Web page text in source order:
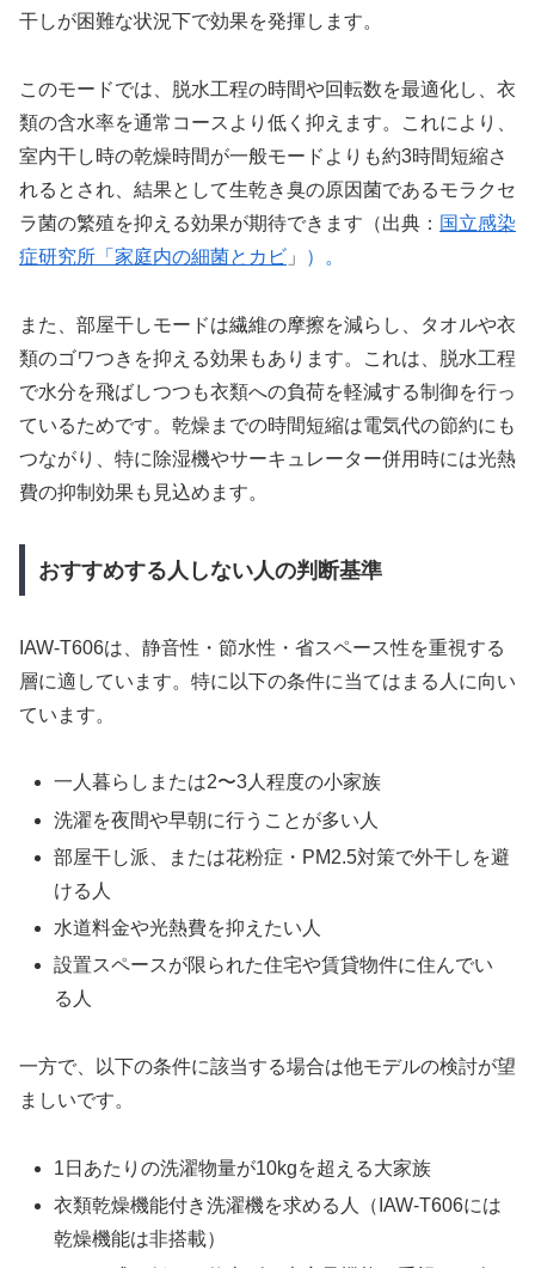
干しが困難な状況下で効果を発揮します。
このモードでは、脱水工程の時間や回転数を最適化し、衣
類の含水率を通常コースより低く抑えます。これにより、
室内干し時の乾燥時間が一般モードよりも約3時間短縮さ
れるとされ、結果として生乾き臭の原因菌であるモラクセ
ラ菌の繁殖を抑える効果が期待できます（出典： 国立感染
症研究所「家庭内の細菌とカビ 」 ）。
また、部屋干しモードは繊維の摩擦を減らし、タオルや衣
類のゴワつきを抑える効果もあります。これは、脱水工程
で水分を飛ばしつつも衣類への負荷を軽減する制御を行っ
ているためです。乾燥までの時間短縮は電気代の節約にも
つながり、特に除湿機やサーキュレーター併用時には光熱
費の抑制効果も見込めます。
おすすめする人しない人の判断基準
IAW-T606は、静音性・節水性・省スペース性を重視する
層に適しています。特に以下の条件に当てはまる人に向い
ています。
一人暮らしまたは2〜3人程度の小家族
洗濯を夜間や早朝に行うことが多い人
部屋干し派、または花粉症・PM2.5対策で外干しを避
ける人
水道料金や光熱費を抑えたい人
設置スペースが限られた住宅や賃貸物件に住んでい
る人
一方で、以下の条件に該当する場合は他モデルの検討が望
ましいです。
1日あたりの洗濯物量が10kgを超える大家族
衣類乾燥機能付き洗濯機を求める人（IAW-T606には
乾燥機能は非搭載）